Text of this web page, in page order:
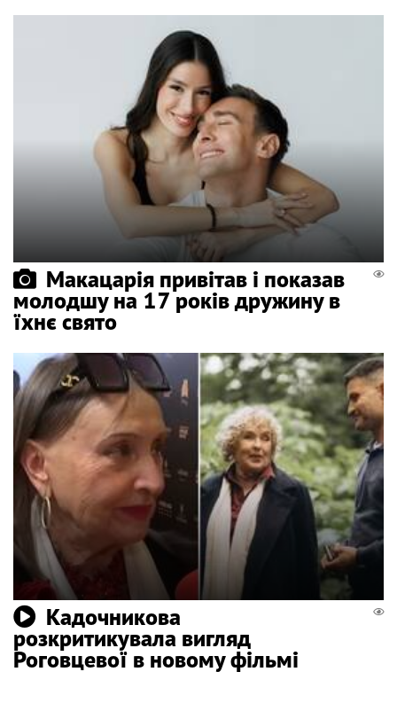
Макацарія привітав і показав
молодшу на 17 років дружину в
їхнє свято
Кадочникова
розкритикувала вигляд
Роговцевої в новому фільмі